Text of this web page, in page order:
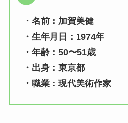
・名前：加賀美健
・生年月日：1974年
・年齢：50〜51歳
・出身：東京都
・職業：現代美術作家